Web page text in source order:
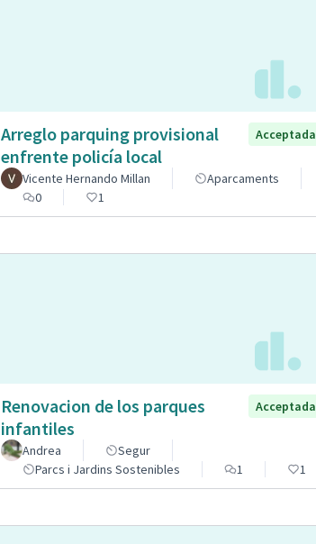
Arreglo parquing provisional
enfrente policía local
Acceptada
Vicente Hernando Millan
Aparcaments
0
1
Renovacion de los parques
infantiles
Acceptada
Andrea
Segur
Parcs i Jardins Sostenibles
1 1